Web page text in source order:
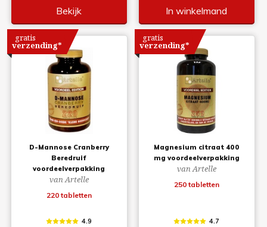
Bekijk In winkelmand
D-Mannose Cranberry
Beredruif
voordeelverpakking
van Artelle
220 tabletten
gratis
verzending*
4.9
Magnesium citraat 400
mg voordeelverpakking
van Artelle
250 tabletten
gratis
verzending*
4.7